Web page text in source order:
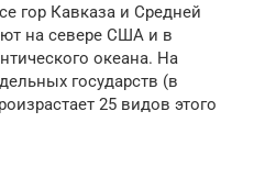
гор Кавказа и Средней
на севере США и в
океана. На
государств (в
25 видов этого